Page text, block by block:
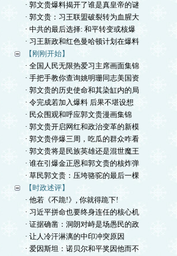
· 郭文贵爆料揭开了谁是真皇帝的谜
· 郭文贵：习王联盟破裂转为血腥大
· 中共的最后选择: 和平转变或核爆
· 习王新政和红色曼哈顿计划在爆料
【刚刚开始】
· 全国人民无限热爱习主席画面集锦
· 手把手教你查询姚明珊同志美国资
· 郭文贵的历史使命和其染缸内的局
· 令完成若加入爆料 后果不堪设想
· 民众围观和呼应郭文贵漫画集锦
· 郭文贵开启网红和政治变革的新模
· 郭文贵停爆三周，吃瓜的群众咋看
· 郭文贵将是民族英雄还是混世魔王
· 谁在引爆金正恩和郭文贵的核炸弹
· 草民郭文贵：压垮骆驼的最后一棵
【时政述评】
· 他若《不跪!》, 你就得跪下!
· 习近平拼命也要终身连任的核心机
· 证据确凿：洞朗对峙是场愚民的政
· 让人冷汗淋漓的中印冲突原因
· 爱因斯坦：诺贝尔和平奖因他而不